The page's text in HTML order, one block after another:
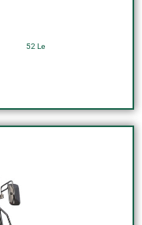
52 Le